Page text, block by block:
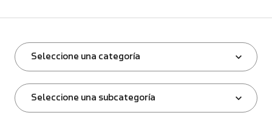
Seleccione una categoría
Seleccione una subcategoría